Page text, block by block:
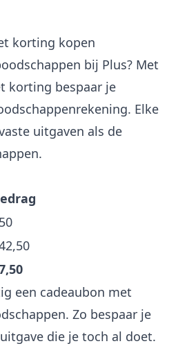
korting kopen
bij Plus? Met
korting bespaar je
Elke
uitgaven als de
een cadeaubon met
Zo bespaar je
die je toch al doet.